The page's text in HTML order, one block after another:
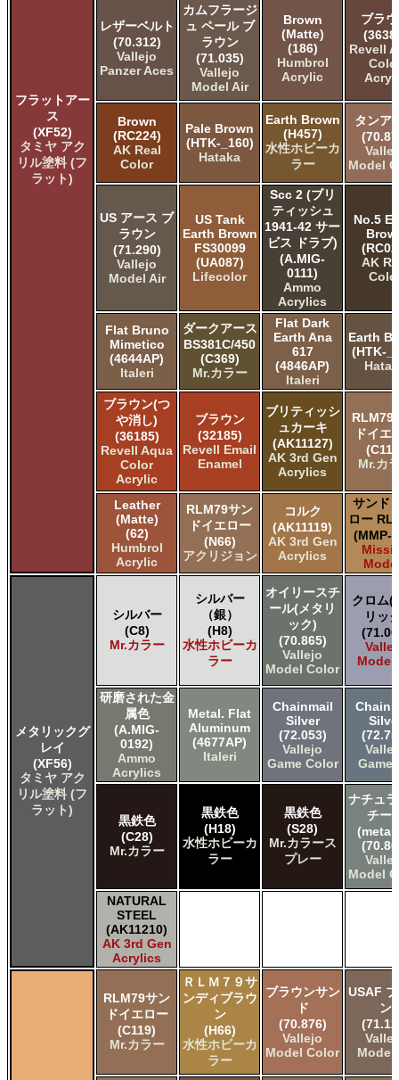
フラットアー
ス
(XF52)
タミヤ アク
リル塗料 (フ
ラット)
レザーベルト
(70.312)
Vallejo
Panzer Aces
カムフラージ
ュ ペール ブ
ラウン
(71.035)
Vallejo
Model Air
Brown
(Matte)
(186)
Humbrol
Acrylic
ブラ
Revell
Brown
(RC224)
AK Real
Color
Pale Brown
(HTK-_160)
Hataka
Earth Brown
(H457)
水性ホビーカ
ラー
タンア
Model
US アース ブ
ラウン
(71.290)
Vallejo
Model Air
US Tank
Earth Brown
FS30099
(UA087)
Lifecolor
Scc 2 (ブリ
ティッシュ
1941-42 サー
ビス ドラブ)
(A.MIG-
0111)
Ammo
Acrylics
No.5
AK
Flat Bruno
Mimetico
(4644AP)
Italeri
ダークアース
BS381C/450
(C369)
Mr.カラー
Flat Dark
Earth Ana
617
(4846AP)
Italeri
Earth
(HTK-
ブラウン(つ
や消し)
(36185)
Revell Aqua
Color
Acrylic
ブラウン
(32185)
Revell Email
Enamel
ブリティッシ
ュカーキ
(AK11127)
AK 3rd Gen
Acrylics
RLM79
ドイエ
Mr.カ
Leather
(Matte)
(62)
Humbrol
Acrylic
RLM79サン
ドイエロー
(N66)
アクリジョン
コルク
(AK11119)
AK 3rd Gen
Acrylics
サンド
ロー
(MMP-
メタリックグ
レイ
(XF56)
タミヤ アク
リル塗料 (フ
ラット)
シルバー
(C8)
Mr.カラー
シルバー
（銀）
(H8)
水性ホビーカ
ラー
オイリースチ
ール(メタリ
ック)
(70.865)
Vallejo
Model Color
クロム(
リッ
Model
研磨された金
属色
(A.MIG-
0192)
Ammo
Acrylics
Metal. Flat
Aluminum
(4677AP)
Italeri
Chainmail
Silver
(72.053)
Vallejo
Game Color
Game
黒鉄色
(C28)
Mr.カラー
黒鉄色
(H18)
水性ホビーカ
ラー
黒鉄色
(S28)
Mr.カラース
プレー
ナチュ
チー
Model
NATURAL
STEEL
(AK11210)
AK 3rd Gen
Acrylics
RLM79サン
ドイエロー
(C119)
Mr.カラー
ＲＬＭ７９サ
ンディブラウ
ン
(H66)
水性ホビーカ
ラー
ブラウンサン
ド
(70.876)
Vallejo
Model Color
USAF
ン
Model